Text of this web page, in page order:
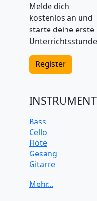
Melde dich
kostenlos an und
starte deine erste
Register
Bass
Cello
Flöte
Gesang
Gitarre
Klarinette